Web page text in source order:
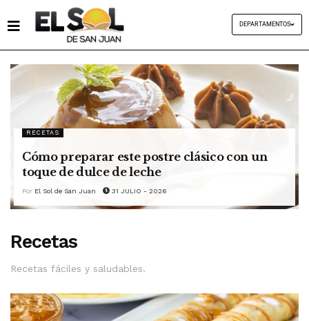
DEPARTAMENTOS
RECETAS
Cómo preparar este postre clásico con un
toque de dulce de leche
Por El Sol de San Juan 31 JULIO - 2026
Recetas
Recetas fáciles y saludables.